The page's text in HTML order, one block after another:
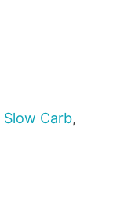
Slow Carb,